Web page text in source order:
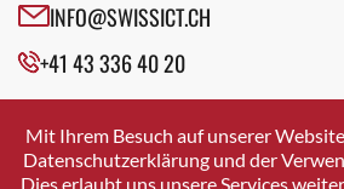
Crissier
Davos Platz
Dierikon
Dietikon
INFO@SWISSICT.CH
+41 43 336 40 20
SWISSICT
VULKANSTRASSE 120
8048 ZURICH
Mit Ihrem Besuch auf unserer
Datenschutzerklärung und der
Dies erlaubt uns unsere Services